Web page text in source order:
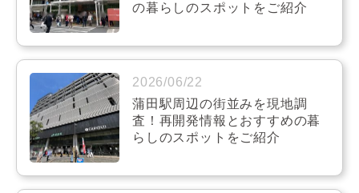
の暮らしのスポットをご紹介
2026/06/22
蒲田駅周辺の街並みを現地調
査！再開発情報とおすすめの暮
らしのスポットをご紹介